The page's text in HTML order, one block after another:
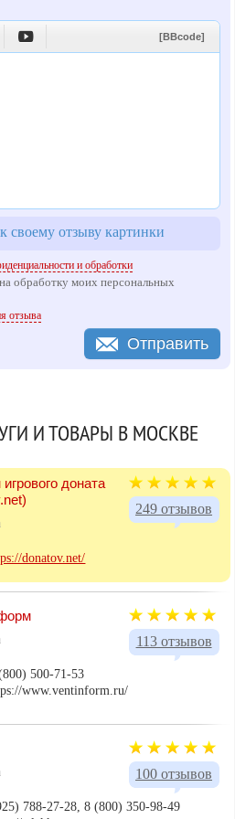
 [BBcode]
своему отзыву картинки
и обработки
обработку моих персональных
отзыва
Отправить
И ТОВАРЫ В МОСКВЕ
249 отзывов
доната
donatov.net/
113 отзывов
500-71-53
www.ventinform.ru/
100 отзывов
788-27-28, 8 (800) 350-98-49